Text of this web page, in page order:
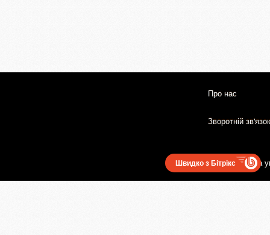
Про нас
Зворотній зв'язок
Користувацька
Швидко з Бітрікс